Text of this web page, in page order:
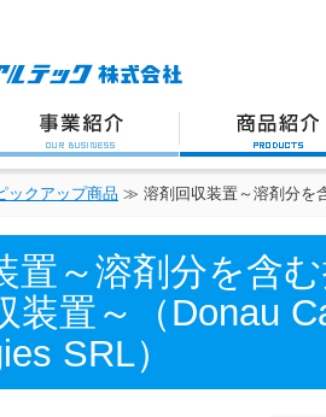
ックアップ商品 ≫ 溶剤回収装置～溶剤分を
置～溶剤分を含
装置～（Donau
SRL）